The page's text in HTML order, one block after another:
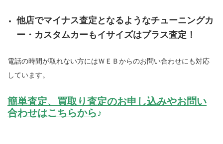
他店でマイナス査定となるようなチューニングカ
ー・カスタムカーもイサイズはプラス査定！
電話の時間が取れない方にはＷＥＢからのお問い合わせにも対応
しています。
簡単査定、買取り査定のお申し込みやお問い
合わせはこちらから♪